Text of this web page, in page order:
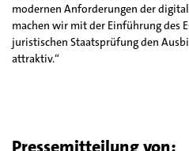
modernen Anforderungen der
machen wir mit der Einführung des
juristischen Staatsprüfung den
attraktiv.“